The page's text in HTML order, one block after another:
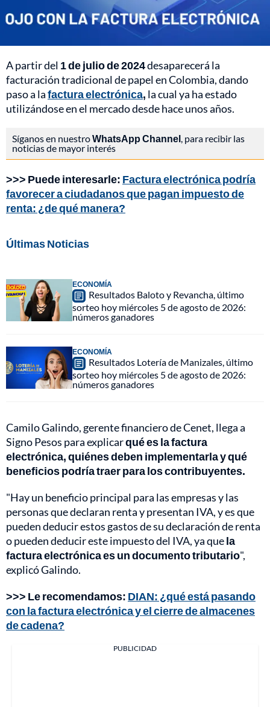
A partir del 1 de julio de 2024desaparecerá la
facturación tradicional de papel en Colombia, dando
paso a lafactura electrónica, la cual ya ha estado
utilizándose en el mercado desde hace unos años.
Síganos en nuestroWhatsApp Channel , para recibir las
noticias de mayor interés
>>> Puede interesarle: Factura electrónica podría
favorecer a ciudadanos que pagan impuesto de
renta: ¿de qué manera?
Últimas Noticias
ECONOMÍA
Resultados Baloto y Revancha, último
sorteo hoy miércoles 5 de agosto de 2026:
números ganadores
ECONOMÍA
Resultados Lotería de Manizales, último
sorteo hoy miércoles 5 de agosto de 2026:
números ganadores
Camilo Galindo, gerente financiero de Cenet, llega a
Signo Pesos para explicarqué es la factura
electrónica, quiénes deben implementarla y qué
beneficios podría traer para los contribuyentes.
"Hay un beneficio principal para las empresas y las
personas que declaran renta y presentan IVA, y es que
pueden deducir estos gastos de su declaración de renta
o pueden deducir este impuesto del IVA, ya quela
factura electrónica es un documento tributario",
explicó Galindo.
>>> Le recomendamos: DIAN: ¿qué está pasando
con la factura electrónica y el cierre de almacenes
de cadena?
PUBLICIDAD